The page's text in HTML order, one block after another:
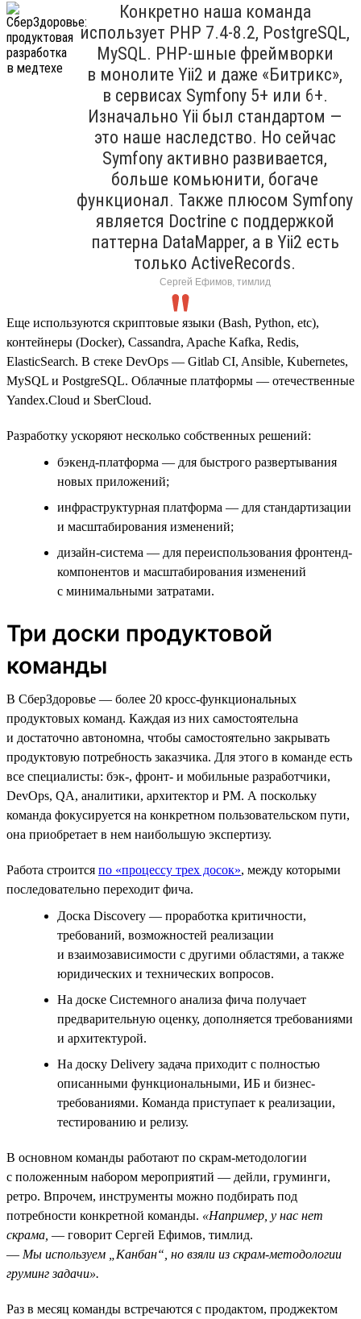
Конкретно наша команда
использует PHP 7.4‑8.2, PostgreSQL,
MySQL. PHP-шные фреймворки
в монолите Yii2 и даже «Битрикс»,
в сервисах Symfony 5+ или 6+.
Изначально Yii был стандартом —
это наше наследство. Но сейчас
Symfony активно развивается,
больше комьюнити, богаче
функционал. Также плюсом Symfony
является Doctrine с поддержкой
паттерна DataMapper, а в Yii2 есть
только ActiveRecords.
Сергей Ефимов, тимлид
Еще используются скриптовые языки (Bash, Python, etc),
контейнеры (Docker), Cassandra, Apache Kafka, Redis,
ElasticSearch. В стеке DevOps — Gitlab CI, Ansible, Kubernetes,
MySQL и PostgreSQL. Облачные платформы — отечественные
Yandex.Cloud и SberCloud.
Разработку ускоряют несколько собственных решений:
бэкенд-платформа — для быстрого развертывания
новых приложений;
инфраструктурная платформа — для стандартизации
и масштабирования изменений;
дизайн-система — для переиспользования фронтенд-
компонентов и масштабирования изменений
с минимальными затратами.
Три доски продуктовой
команды
В СберЗдоровье — более 20 кросс-функциональных
продуктовых команд. Каждая из них самостоятельна
и достаточно автономна, чтобы самостоятельно закрывать
продуктовую потребность заказчика. Для этого в команде есть
все специалисты: бэк-, фронт- и мобильные разработчики,
DevOps, QA, аналитики, архитектор и PM. А поскольку
команда фокусируется на конкретном пользовательском пути,
она приобретает в нем наибольшую экспертизу.
Работа строится по «процессу трех досок», между которыми
последовательно переходит фича.
Доска Discovery — проработка критичности,
требований, возможностей реализации
и взаимозависимости с другими областями, а также
юридических и технических вопросов.
На доске Системного анализа фича получает
предварительную оценку, дополняется требованиями
и архитектурой.
На доску Delivery задача приходит с полностью
описанными функциональными, ИБ и бизнес-
требованиями. Команда приступает к реализации,
тестированию и релизу.
В основном команды работают по скрам-методологии
с положенным набором мероприятий — дейли, груминги,
ретро. Впрочем, инструменты можно подбирать под
потребности конкретной команды. «Например, у нас нет
скрама, — говорит Сергей Ефимов, тимлид.
— Мы используем „Канбан“, но взяли из скрам-методологии
груминг задачи».
Раз в месяц команды встречаются с продактом, проджектом